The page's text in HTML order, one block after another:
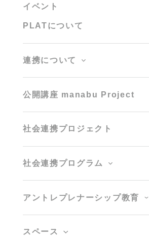
イベント
PLATについて
連携について
公開講座 manabu Project
社会連携プロジェクト
社会連携プログラム
アントレプレナーシップ教育
スペース